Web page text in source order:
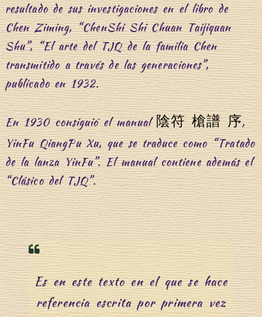
resultado de sus investigaciones en el libro de
Chen Ziming, “ChenShi Shi Chuan Taijiquan
Shu”, “El arte del TJQ de la familia Chen
transmitido a través de las generaciones”,
publicado en 1932.
En 1930 consiguió el manual陰符 槍譜 序,
YinFu QiangPu Xu, que se traduce como “Tratado
de la lanza YinFu”. El manual contiene además el
“Clásico del TJQ”.
Es en este texto en el que se hace
referencia escrita por primera vez